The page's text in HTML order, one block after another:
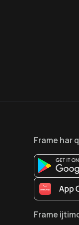
Frame har
Frame